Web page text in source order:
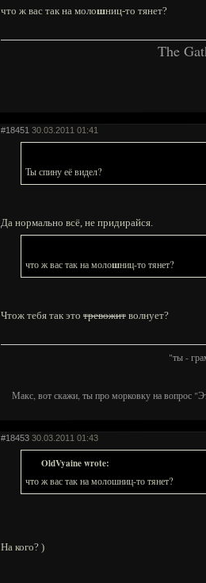
что ж вас так на молошниц-то тянет?
The
#18451 30.03.2011 01:41
Ты спину её видел?
Да нормально всё, не придирайся.
что ж вас так на молошниц-то тянет?
Чтож тебя так это тревожит волнует?
"ты -
Макс, вот скажи, ты про морковку на вопрос
#18453 30.03.2011 01:43
OldVyaine wrote:
что ж вас так на молошниц-то тянет?
На кого? )